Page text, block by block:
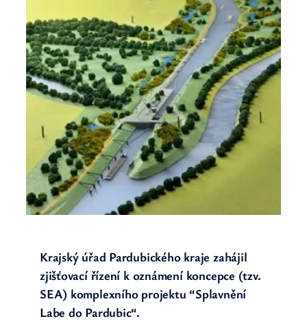
Krajský úřad Pardubického kraje zahájil
zjišťovací řízení k oznámení koncepce (tzv.
SEA) komplexního projektu “Splavnění
Labe do Pardubic“.